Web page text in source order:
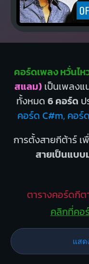
คอร์ดเพลง หวั่นไห
สแลม)เป็นเพลงแ
ทั้งหมด 6 คอร์ด
คอร์ด C#m, คอร์
การตั้งสายกีต้าร์ เ
สายเป็นแบบ
ตารางคอร์ดกี
คลิกที่คอ
แสด